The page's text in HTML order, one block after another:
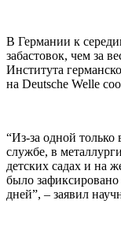
В Германии к
забастовок, чем за
Института
на Deutsche Welle
“Из-за одной только
службе, в
детских садах и на
было
дней”, – заявил